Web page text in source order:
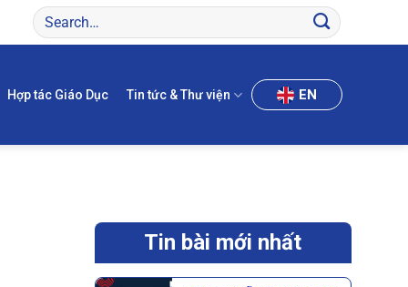
Hợp tác Giáo Dục Tin tức & Thư viện EN
Tin bài mới nhất